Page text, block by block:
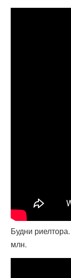
Будни
млн.